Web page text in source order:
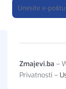
Zmajevi.ba –
Privatnosti –